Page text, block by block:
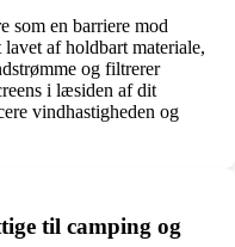
som en barriere mod
af holdbart materiale,
og filtrerer
i læsiden af ​​dit
vindhastigheden og
til camping og